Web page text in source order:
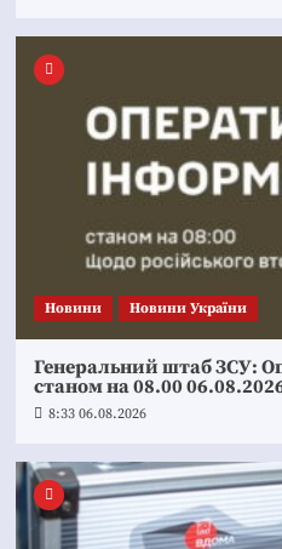
Новини Новини України
Генеральний штаб ЗСУ:
станом на 08.00
8:33 06.08.2026